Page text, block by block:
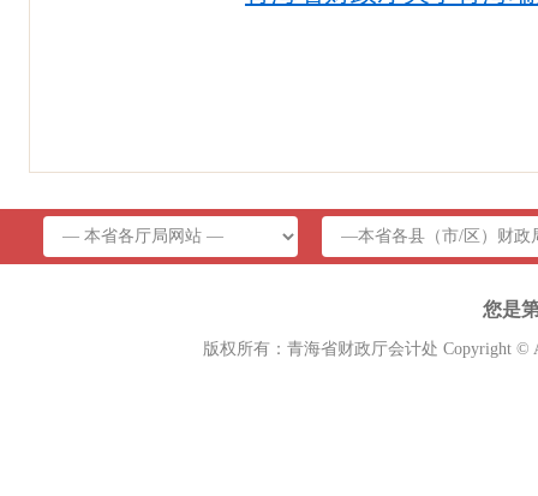
您是
版权所有：青海省财政厅会计处 Copyright